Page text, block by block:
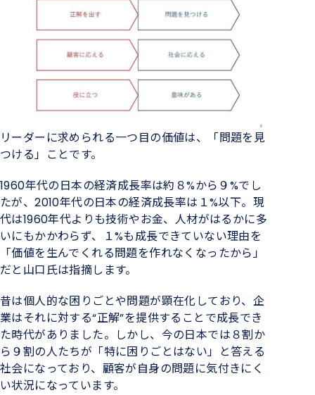
リーダーに求められる一つ目の価値は、「問題を見
つける」ことです。
1960年代の日本の経済成長率は約８%から９%でし
たが、2010年代の日本の経済成長率は１%以下。現
代は1960年代よりも技術やお金、人材がはるかに多
いにもかかわらず、１%も成長できていない理由を
「価値を生んでくれる問題を作れなくなったから」
だと山口氏は指摘します。
昔は個人的な困りごとや問題が顕在化しており、企
業はそれに対する“正解”を提供することで成長でき
た時代がありました。しかし、今の日本では８割か
ら９割の人たちが「特に困りごとはない」と答える
社会になっており、顧客が自身の問題に気付きにく
い状況になっています。